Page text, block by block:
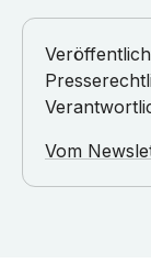
Vom